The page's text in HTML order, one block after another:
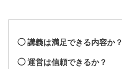
◯ 講義は満足できる内容か？
◯ 運営は信頼できるか？